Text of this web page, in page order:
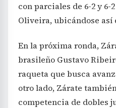
con parciales de 6-2 y 6-
Oliveira, ubicándose así
En la próxima ronda,
brasileño Gustavo
raqueta que busca
otro lado, Zárate
competencia de dobles